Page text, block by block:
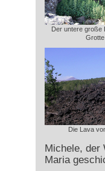
Der untere große
Grotte
Die Lava
Michele, der
Maria